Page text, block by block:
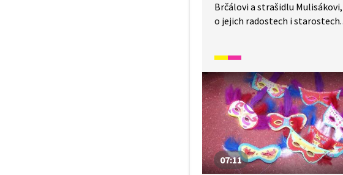
Brčálovi a strašidlu Mulisákovi,
o jejich radostech i starostech.
a nakreslil Josef Lada.
07:11